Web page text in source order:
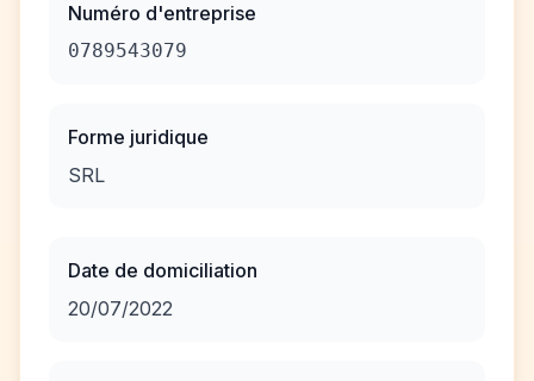
Numéro d'entreprise
0789543079
Forme juridique
SRL
Date de domiciliation
20/07/2022